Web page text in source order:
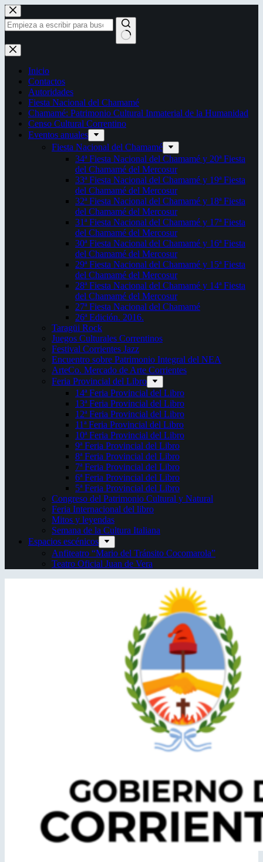
Saltar
al
contenido
Sin
resultados
Inicio
Contactos
Autoridades
Fiesta Nacional del Chamamé
Chamamé: Patrimonio Cultural Inmaterial de la Humanidad
Censo Cultural Correntino
Eventos anuales
Fiesta Nacional del Chamamé
34ª Fiesta Nacional del Chamamé y 20ª Fiesta
del Chamamé del Mercosur
33ª Fiesta Nacional del Chamamé y 19ª Fiesta
del Chamamé del Mercosur
32ª Fiesta Nacional del Chamamé y 18ª Fiesta
del Chamamé del Mercosur
31ª Fiesta Nacional del Chamamé y 17ª Fiesta
del Chamamé del Mercosur
30ª Fiesta Nacional del Chamamé y 16ª Fiesta
del Chamamé del Mercosur
29ª Fiesta Nacional del Chamamé y 15ª Fiesta
del Chamamé del Mercosur
28ª Fiesta Nacional del Chamamé y 14ª Fiesta
del Chamamé del Mercosur
27ª Fiesta Nacional del Chamamé
26ª Edición. 2016.
Taragüi Rock
Juegos Culturales Correntinos
Festival Corrientes Jazz
Encuentro sobre Patrimonio Integral del NEA
ArteCo. Mercado de Arte Corrientes
Feria Provincial del Libro
14ª Feria Provincial del Libro
13ª Feria Provincial del Libro
12ª Feria Provincial del Libro
11ª Feria Provincial del Libro
10ª Feria Provincial del Libro
9ª Feria Provincial del Libro
8ª Feria Provincial del Libro
7ª Feria Provincial del Libro
6ª Feria Provincial del Libro
5ª Feria Provincial del Libro
Congreso del Patrimonio Cultural y Natural
Feria Internacional del libro
Mitos y leyendas
Semana de la Cultura Italiana
Espacios escénicos
Anfiteatro “Mario del Tránsito Cocomarola”
Teatro Oficial Juan de Vera